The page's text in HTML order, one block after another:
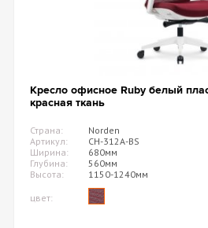
Кресло офисное Ruby белый
красная ткань
Страна:
Norden
Артикул:
CH-312A-BS
Ширина:
680мм
Глубина:
560мм
Высота:
1150-1240мм
цвет: